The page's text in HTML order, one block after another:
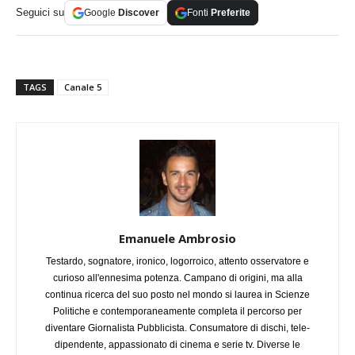
Seguici su Google Discover Fonti Preferite
TAGS Canale 5
Emanuele Ambrosio
Testardo, sognatore, ironico, logorroico, attento osservatore e
curioso all'ennesima potenza. Campano di origini, ma alla
continua ricerca del suo posto nel mondo si laurea in Scienze
Politiche e contemporaneamente completa il percorso per
diventare Giornalista Pubblicista. Consumatore di dischi, tele-
dipendente, appassionato di cinema e serie tv. Diverse le